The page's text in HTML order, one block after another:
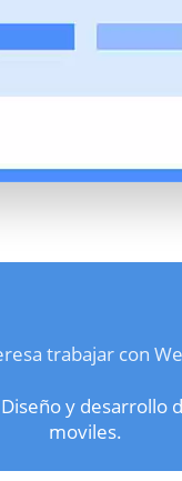
trabajar con
y desarrollo
moviles.